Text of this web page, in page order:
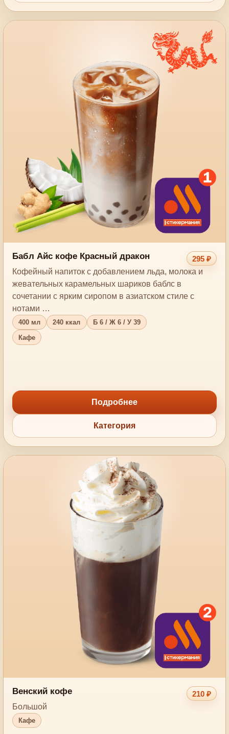
Бабл Айс кофе Красный дракон
295 ₽
Кофейный напиток с добавлением льда, молока и
жевательных карамельных шариков баблс в
сочетании с ярким сиропом в азиатском стиле с
нотами …
400 мл 240 ккал
Б 6 / Ж 6 / У 39
Кафе
Подробнее
Категория
Венский кофе
210 ₽
Большой
Кафе